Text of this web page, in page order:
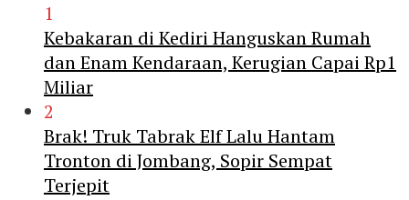
1
Kebakaran di Kediri Hanguskan Rumah
dan Enam Kendaraan, Kerugian Capai Rp1
Miliar
2
Brak! Truk Tabrak Elf Lalu Hantam
Tronton di Jombang, Sopir Sempat
Terjepit